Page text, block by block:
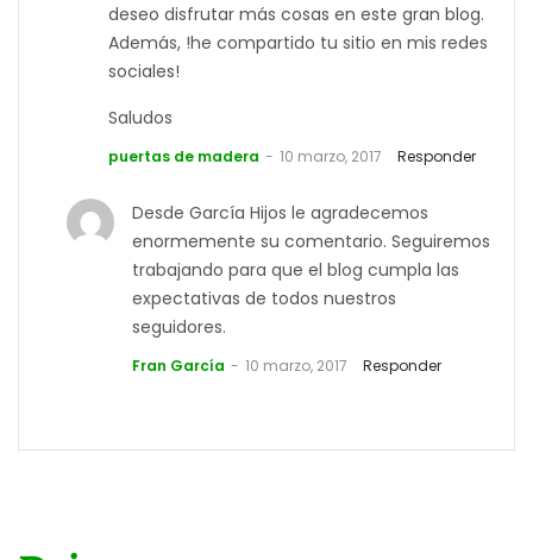
deseo disfrutar más cosas en este gran blog.
Además, !he compartido tu sitio en mis redes
sociales!
Saludos
puertas de madera 10 marzo, 2017 Responder
Desde García Hijos le agradecemos
enormemente su comentario. Seguiremos
trabajando para que el blog cumpla las
expectativas de todos nuestros
seguidores.
Fran García 10 marzo, 2017 Responder